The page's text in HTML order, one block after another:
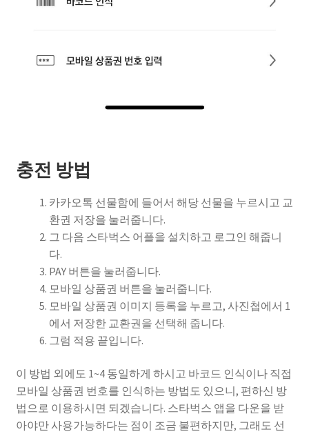
충전 방법
카카오톡 선물함에 들어서 해당 선물을 누르시고 교
환권 저장을 눌러줍니다.
그 다음 스타벅스 어플을 설치하고 로그인 해줍니
다.
PAY 버튼을 눌러줍니다.
모바일 상품권 버튼을 눌러줍니다.
모바일 상품권 이미지 등록을 누르고, 사진첩에서 1
에서 저장한 교환권을 선택해 줍니다.
그럼 적용 끝입니다.
이 방법 외에도 1~4 동일하게 하시고 바코드 인식이나 직접
모바일 상품권 번호를 인식하는 방법도 있으니, 편하신 방
법으로 이용하시면 되겠습니다. 스타벅스 앱을 다운을 받
아야만 사용가능하다는 점이 조금 불편하지만, 그래도 선